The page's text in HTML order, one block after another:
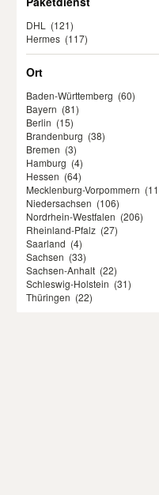
DHL
(121)
Hermes (117)
Ort
Baden-Württemberg (60)
Bayern (81)
Berlin (15)
Brandenburg (38)
Bremen (3)
Hamburg (4)
Hessen (64)
Mecklenburg-Vorpommern
Niedersachsen (106)
Nordrhein-Westfalen (206)
Rheinland-Pfalz (27)
Saarland (4)
Sachsen (33)
Sachsen-Anhalt (22)
Schleswig-Holstein (31)
Thüringen (22)